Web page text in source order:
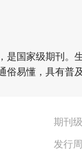
是国家级期刊
易懂，具有普及
期刊
发行